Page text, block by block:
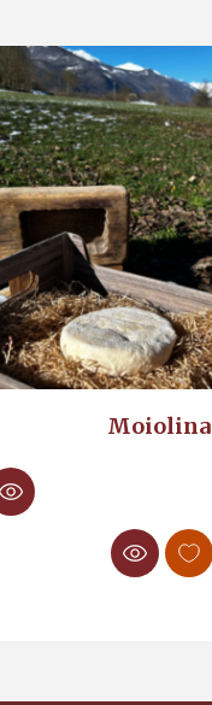
Moiolina